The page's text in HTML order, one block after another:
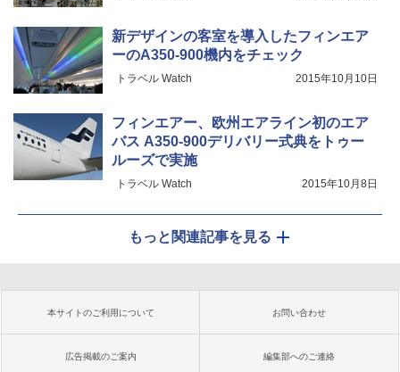
新デザインの客室を導入したフィンエア
ーのA350-900機内をチェック
トラベル Watch 2015年10月10日
フィンエアー、欧州エアライン初のエア
バス A350-900デリバリー式典をトゥー
ルーズで実施
トラベル Watch 2015年10月8日
もっと関連記事を見る
本サイトのご利用について お問い合わせ
広告掲載のご案内 編集部へのご連絡